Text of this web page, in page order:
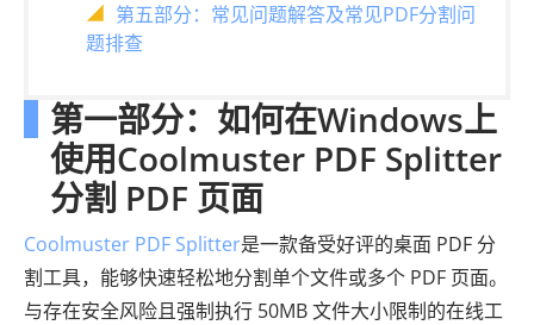
第五部分：常见问题解答及常见PDF分割问
题排查
第一部分：如何在Windows上
使用Coolmuster PDF Splitter
分割 PDF 页面
Coolmuster PDF Splitter是一款备受好评的桌面 PDF 分
割工具，能够快速轻松地分割单个文件或多个 PDF 页面。
与存在安全风险且强制执行 50MB 文件大小限制的在线工